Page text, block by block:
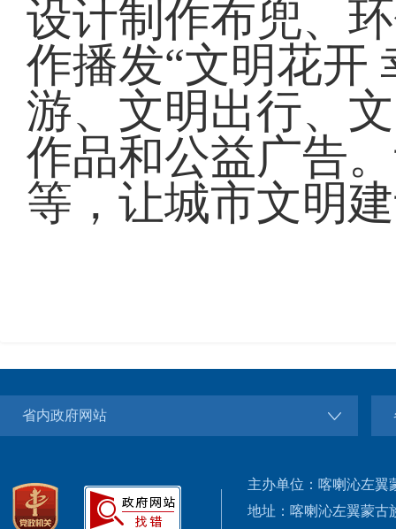
设计制作布兜、
作播发“文明花开
游、文明出行、
作品和公益广告
等，让城市文明
省内政府网站
主办单位：喀喇沁左翼
地址：喀喇沁左翼蒙古